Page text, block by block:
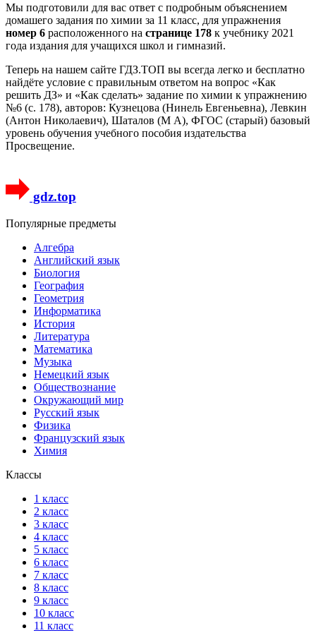
Мы подготовили для вас ответ c подробным объяснением
домашего задания по химии за 11 класс, для упражнения
номер 6 расположенного на странице 178 к учебнику 2021
года издания для учащихся школ и гимназий.
Теперь на нашем сайте ГДЗ.ТОП вы всегда легко и бесплатно
найдёте условие с правильным ответом на вопрос «Как
решить ДЗ» и «Как сделать» задание по химии к упражнению
№6 (с. 178), авторов: Кузнецова (Нинель Евгеньевна), Левкин
(Антон Николаевич), Шаталов (М А), ФГОС (старый) базовый
уровень обучения учебного пособия издательства
Просвещение.
gdz.top
Популярные предметы
Алгебра
Английский язык
Биология
География
Геометрия
Информатика
История
Литература
Математика
Музыка
Немецкий язык
Обществознание
Окружающий мир
Русский язык
Физика
Французский язык
Химия
Классы
1 класс
2 класс
3 класс
4 класс
5 класс
6 класс
7 класс
8 класс
9 класс
10 класс
11 класс